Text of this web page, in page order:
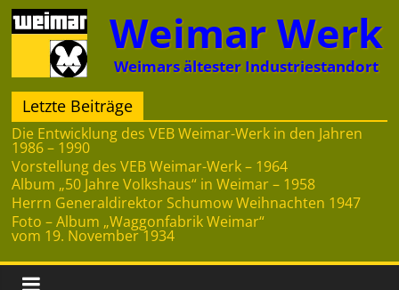
Zum
Inhalt
springen
Weimar Werk
Weimars ältester Industriestandort
Letzte Beiträge
Die Entwicklung des VEB Weimar-Werk in den Jahren
1986 – 1990
Vorstellung des VEB Weimar-Werk – 1964
Album „50 Jahre Volkshaus“ in Weimar – 1958
Herrn Generaldirektor Schumow Weihnachten 1947
Foto – Album „Waggonfabrik Weimar“
vom 19. November 1934